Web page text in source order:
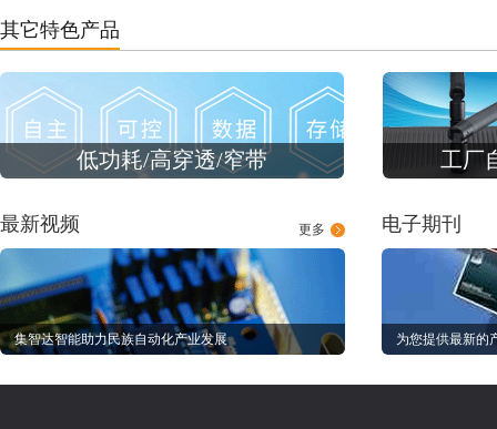
其它特色产品
低功耗/高穿透/窄带 工厂
更多
最新视频
集智达智能助力民族自动化产业发展
电子期刊
为您提供最新的